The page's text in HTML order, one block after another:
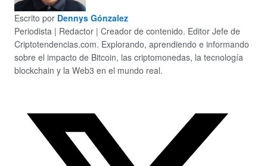
Escrito por Dennys Gónzalez
Periodista | Redactor | Creador de contenido. Editor Jefe de
Criptotendencias.com. Explorando, aprendiendo e informando
sobre el impacto de Bitcoin, las criptomonedas, la tecnología
blockchain y la Web3 en el mundo real.